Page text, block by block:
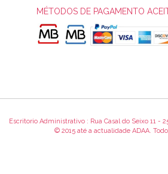
Rosa
bem acondicionados. Estou
Futuramente penso voltar a
Alexandra
MÉTODOS DE PAGAMENTO
Escritorio Administrativo : Rua Casal do Seixo 11 -
© 2015 até a actualidade ADAA.